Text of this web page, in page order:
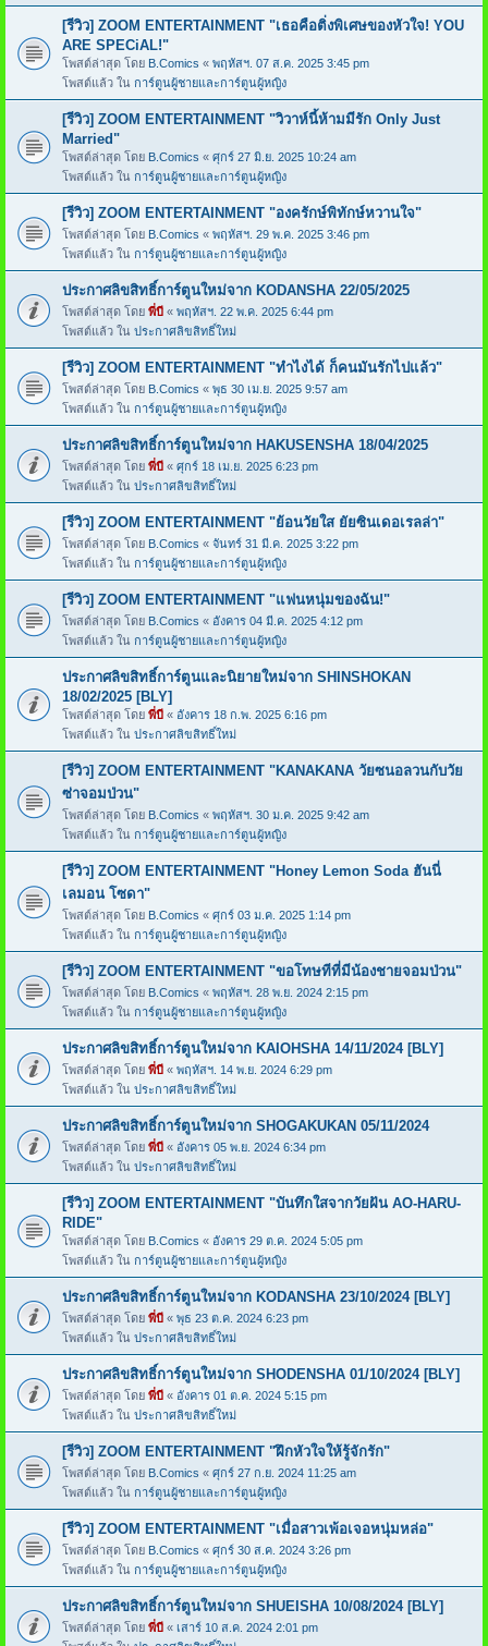
[รีวิว] ZOOM ENTERTAINMENT "เธอคือติ่งพิเศษของหัวใจ! YOU
ARE SPECiAL!"
โพสต์ล่าสุด โดย B.Comics « พฤหัสฯ. 07 ส.ค. 2025 3:45 pm
โพสต์แล้ว ใน การ์ตูนผู้ชายและการ์ตูนผู้หญิง
[รีวิว] ZOOM ENTERTAINMENT "วิวาห์นี้ห้ามมีรัก Only Just
Married"
โพสต์ล่าสุด โดย B.Comics « ศุกร์ 27 มิ.ย. 2025 10:24 am
โพสต์แล้ว ใน การ์ตูนผู้ชายและการ์ตูนผู้หญิง
[รีวิว] ZOOM ENTERTAINMENT "องครักษ์พิทักษ์หวานใจ"
โพสต์ล่าสุด โดย B.Comics « พฤหัสฯ. 29 พ.ค. 2025 3:46 pm
โพสต์แล้ว ใน การ์ตูนผู้ชายและการ์ตูนผู้หญิง
ประกาศลิขสิทธิ์การ์ตูนใหม่จาก KODANSHA 22/05/2025
โพสต์ล่าสุด โดย พี่บี « พฤหัสฯ. 22 พ.ค. 2025 6:44 pm
โพสต์แล้ว ใน ประกาศลิขสิทธิ์ใหม่
[รีวิว] ZOOM ENTERTAINMENT "ทำไงได้ ก็คนมันรักไปแล้ว"
โพสต์ล่าสุด โดย B.Comics « พุธ 30 เม.ย. 2025 9:57 am
โพสต์แล้ว ใน การ์ตูนผู้ชายและการ์ตูนผู้หญิง
ประกาศลิขสิทธิ์การ์ตูนใหม่จาก HAKUSENSHA 18/04/2025
โพสต์ล่าสุด โดย พี่บี « ศุกร์ 18 เม.ย. 2025 6:23 pm
โพสต์แล้ว ใน ประกาศลิขสิทธิ์ใหม่
[รีวิว] ZOOM ENTERTAINMENT "ย้อนวัยใส ยัยซินเดอเรลล่า"
โพสต์ล่าสุด โดย B.Comics « จันทร์ 31 มี.ค. 2025 3:22 pm
โพสต์แล้ว ใน การ์ตูนผู้ชายและการ์ตูนผู้หญิง
[รีวิว] ZOOM ENTERTAINMENT "แฟนหนุ่มของฉัน!"
โพสต์ล่าสุด โดย B.Comics « อังคาร 04 มี.ค. 2025 4:12 pm
โพสต์แล้ว ใน การ์ตูนผู้ชายและการ์ตูนผู้หญิง
ประกาศลิขสิทธิ์การ์ตูนและนิยายใหม่จาก SHINSHOKAN
18/02/2025 [BLY]
โพสต์ล่าสุด โดย พี่บี « อังคาร 18 ก.พ. 2025 6:16 pm
โพสต์แล้ว ใน ประกาศลิขสิทธิ์ใหม่
[รีวิว] ZOOM ENTERTAINMENT "KANAKANA วัยซนอลวนกับวัย
ซ่าจอมป่วน"
โพสต์ล่าสุด โดย B.Comics « พฤหัสฯ. 30 ม.ค. 2025 9:42 am
โพสต์แล้ว ใน การ์ตูนผู้ชายและการ์ตูนผู้หญิง
[รีวิว] ZOOM ENTERTAINMENT "Honey Lemon Soda ฮันนี่
เลมอน โซดา"
โพสต์ล่าสุด โดย B.Comics « ศุกร์ 03 ม.ค. 2025 1:14 pm
โพสต์แล้ว ใน การ์ตูนผู้ชายและการ์ตูนผู้หญิง
[รีวิว] ZOOM ENTERTAINMENT "ขอโทษทีที่มีน้องชายจอมป่วน"
โพสต์ล่าสุด โดย B.Comics « พฤหัสฯ. 28 พ.ย. 2024 2:15 pm
โพสต์แล้ว ใน การ์ตูนผู้ชายและการ์ตูนผู้หญิง
ประกาศลิขสิทธิ์การ์ตูนใหม่จาก KAIOHSHA 14/11/2024 [BLY]
โพสต์ล่าสุด โดย พี่บี « พฤหัสฯ. 14 พ.ย. 2024 6:29 pm
โพสต์แล้ว ใน ประกาศลิขสิทธิ์ใหม่
ประกาศลิขสิทธิ์การ์ตูนใหม่จาก SHOGAKUKAN 05/11/2024
โพสต์ล่าสุด โดย พี่บี « อังคาร 05 พ.ย. 2024 6:34 pm
โพสต์แล้ว ใน ประกาศลิขสิทธิ์ใหม่
[รีวิว] ZOOM ENTERTAINMENT "บันทึกใสจากวัยฝัน AO-HARU-
RIDE"
โพสต์ล่าสุด โดย B.Comics « อังคาร 29 ต.ค. 2024 5:05 pm
โพสต์แล้ว ใน การ์ตูนผู้ชายและการ์ตูนผู้หญิง
ประกาศลิขสิทธิ์การ์ตูนใหม่จาก KODANSHA 23/10/2024 [BLY]
โพสต์ล่าสุด โดย พี่บี « พุธ 23 ต.ค. 2024 6:23 pm
โพสต์แล้ว ใน ประกาศลิขสิทธิ์ใหม่
ประกาศลิขสิทธิ์การ์ตูนใหม่จาก SHODENSHA 01/10/2024 [BLY]
โพสต์ล่าสุด โดย พี่บี « อังคาร 01 ต.ค. 2024 5:15 pm
โพสต์แล้ว ใน ประกาศลิขสิทธิ์ใหม่
[รีวิว] ZOOM ENTERTAINMENT "ฝึกหัวใจให้รู้จักรัก"
โพสต์ล่าสุด โดย B.Comics « ศุกร์ 27 ก.ย. 2024 11:25 am
โพสต์แล้ว ใน การ์ตูนผู้ชายและการ์ตูนผู้หญิง
[รีวิว] ZOOM ENTERTAINMENT "เมื่อสาวเพ้อเจอหนุ่มหล่อ"
โพสต์ล่าสุด โดย B.Comics « ศุกร์ 30 ส.ค. 2024 3:26 pm
โพสต์แล้ว ใน การ์ตูนผู้ชายและการ์ตูนผู้หญิง
ประกาศลิขสิทธิ์การ์ตูนใหม่จาก SHUEISHA 10/08/2024 [BLY]
โพสต์ล่าสุด โดย พี่บี « เสาร์ 10 ส.ค. 2024 2:01 pm